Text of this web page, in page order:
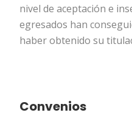
nivel de aceptación e
egresados han
haber obtenido su
Convenios